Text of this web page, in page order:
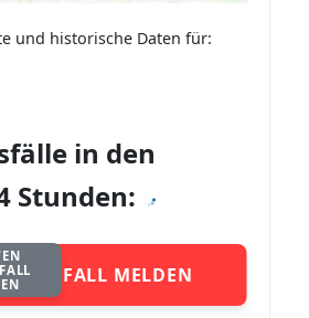
und historische Daten für:
in den
Stunden:
MELDEN